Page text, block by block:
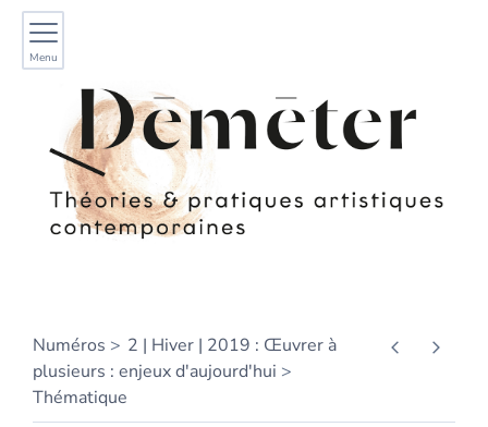
Menu
Numéros
2 | Hiver | 2019 : Œuvrer à
plusieurs : enjeux d'aujourd'hui
Thématique